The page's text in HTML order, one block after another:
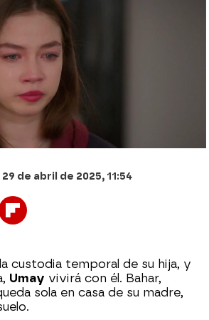
a Umay? La batalla por su
esta noche en Renacer
29 de abril de 2025, 11:54
Flipboard
custodia temporal de su hija, y
Umay vivirá con él. Bahar,
sola en casa de su madre,